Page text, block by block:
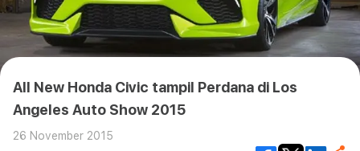
All New Honda Civic tampil Perdana di Los
Angeles Auto Show 2015
26 November 2015